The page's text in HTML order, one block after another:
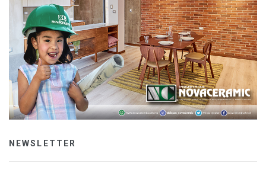
NEWSLETTER